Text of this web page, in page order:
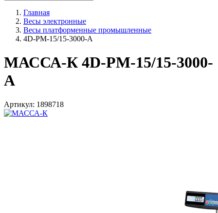
Главная
Весы электронные
Весы платформенные промышленные
4D-PM-15/15-3000-A
МАССА-К 4D-PM-15/15-3000-
A
Артикул: 1898718